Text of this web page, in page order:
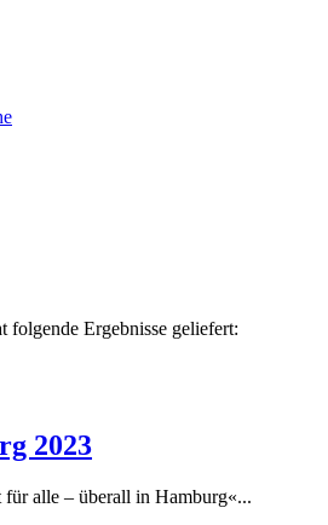
folgende Ergebnisse geliefert:
2023
alle – überall in Hamburg«...